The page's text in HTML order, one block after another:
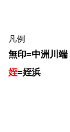
凡例
無印=中洲川端
姪=姪浜